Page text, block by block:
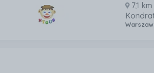
7,1 km